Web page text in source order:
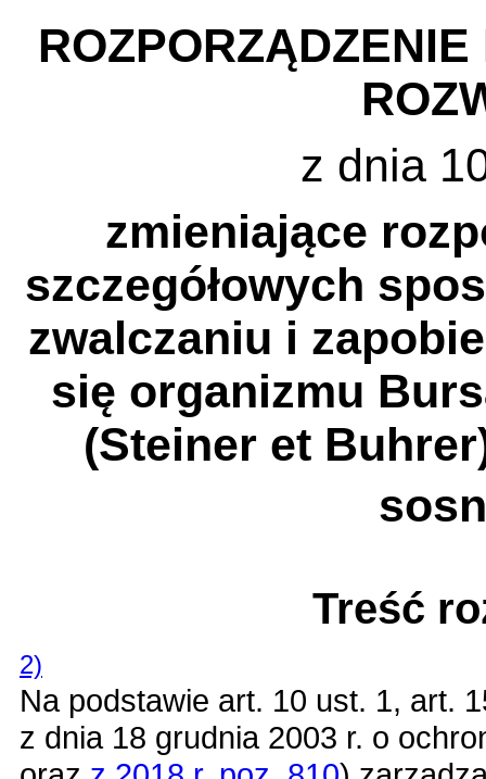
z dnia
zmieniające
szczegółowych
zwalczaniu i
się organizmu
(Steiner et
Treść
2)
Na podstawie art. 10 ust. 1, art.
z dnia 18 grudnia 2003 r. o